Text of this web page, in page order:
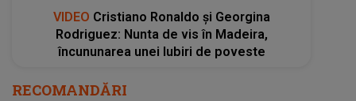
VIDEO Cristiano Ronaldo și Georgina
Rodriguez: Nunta de vis în Madeira,
încununarea unei Iubiri de poveste
RECOMANDĂRI